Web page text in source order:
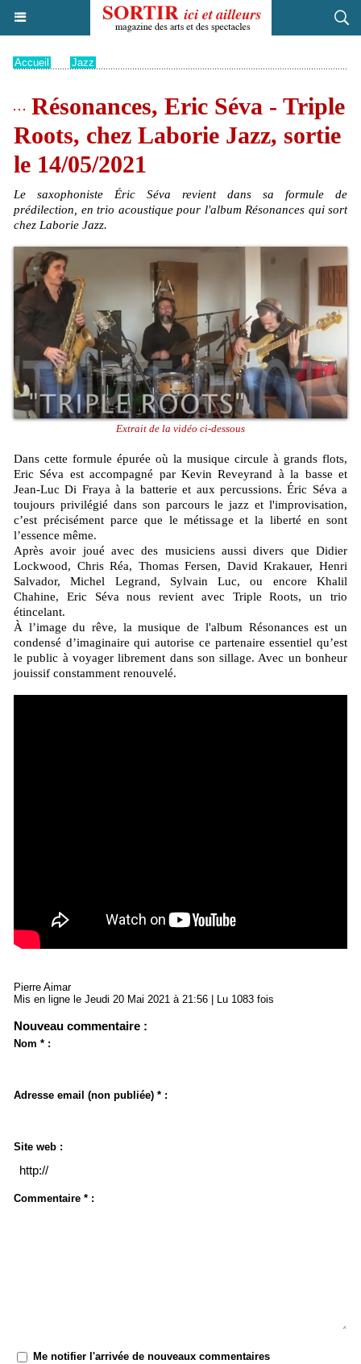
Accueil Jazz
Résonances, Eric Séva - Triple
Roots, chez Laborie Jazz, sortie
le 14/05/2021
Le saxophoniste Éric Séva revient dans sa formule de
prédilection, en trio acoustique pour l'album Résonances qui sort
chez Laborie Jazz.
Extrait de la vidéo ci-dessous
Dans cette formule épurée où la musique circule à grands flots,
Eric Séva est accompagné par Kevin Reveyrand à la basse et
Jean-Luc Di Fraya à la batterie et aux percussions. Éric Séva a
toujours privilégié dans son parcours le jazz et l'improvisation,
cʼest précisément parce que le métissage et la liberté en sont
lʼessence même.
Après avoir joué avec des musiciens aussi divers que Didier
Lockwood, Chris Réa, Thomas Fersen, David Krakauer, Henri
Salvador, Michel Legrand, Sylvain Luc, ou encore Khalil
Chahine, Eric Séva nous revient avec Triple Roots, un trio
étincelant.
À lʼimage du rêve, la musique de l'album Résonances est un
condensé dʼimaginaire qui autorise ce partenaire essentiel quʼest
le public à voyager librement dans son sillage. Avec un bonheur
jouissif constamment renouvelé.
Pierre Aimar
Mis en ligne le Jeudi 20 Mai 2021 à 21:56 | Lu 1083 fois
Nouveau commentaire :
Nom * :
Adresse email (non publiée) * :
Site web :
Commentaire * :
Me notifier l'arrivée de nouveaux commentaires